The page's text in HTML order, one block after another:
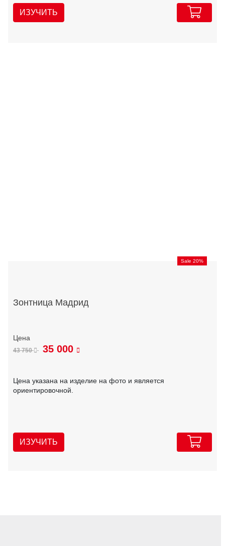
ИЗУЧИТЬ
Sale 20%
Зонтница Мадрид
43 750 35 000
Цена указана на изделие на фото и является
ориентировочной.
ИЗУЧИТЬ